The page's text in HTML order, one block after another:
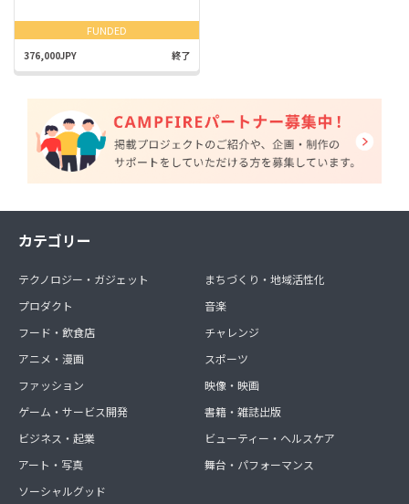
FUNDED
376,000JPY 終了
カテゴリー
テクノロジー・ガジェット
プロダクト
フード・飲食店
アニメ・漫画
ファッション
ゲーム・サービス開発
ビジネス・起業
アート・写真
ソーシャルグッド
まちづくり・地域活性化
音楽
チャレンジ
スポーツ
映像・映画
書籍・雑誌出版
ビューティー・ヘルスケア
舞台・パフォーマンス